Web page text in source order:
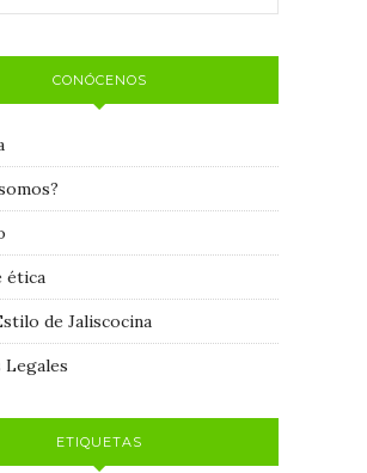
CONÓCENOS
ética
de Jaliscocina
ETIQUETAS